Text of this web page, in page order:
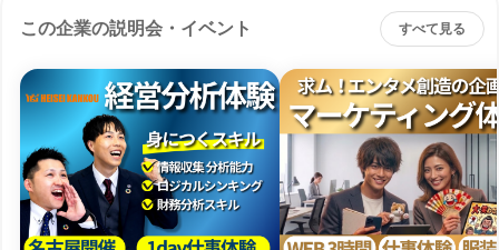
この企業の説明会・イベント すべて見る